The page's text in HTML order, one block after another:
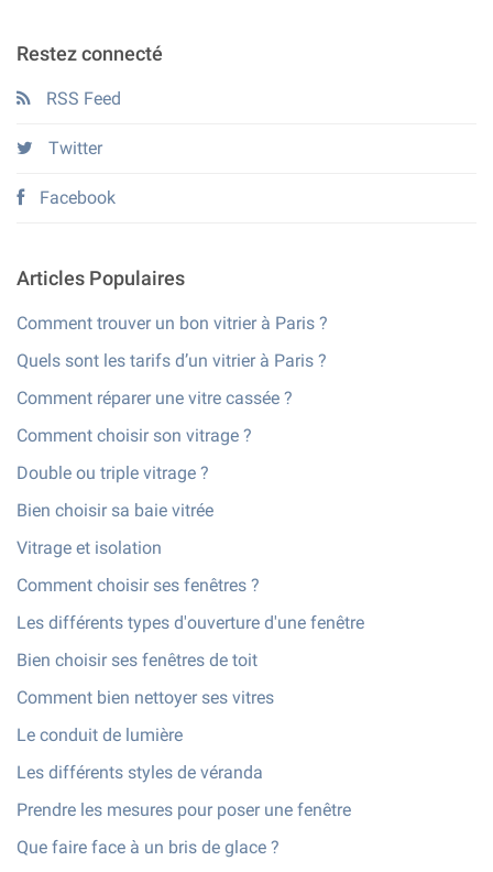
Restez connecté
RSS Feed
Twitter
Facebook
Articles Populaires
Comment trouver un bon vitrier à Paris ?
Quels sont les tarifs d’un vitrier à Paris ?
Comment réparer une vitre cassée ?
Comment choisir son vitrage ?
Double ou triple vitrage ?
Bien choisir sa baie vitrée
Vitrage et isolation
Comment choisir ses fenêtres ?
Les différents types d'ouverture d'une fenêtre
Bien choisir ses fenêtres de toit
Comment bien nettoyer ses vitres
Le conduit de lumière
Les différents styles de véranda
Prendre les mesures pour poser une fenêtre
Que faire face à un bris de glace ?